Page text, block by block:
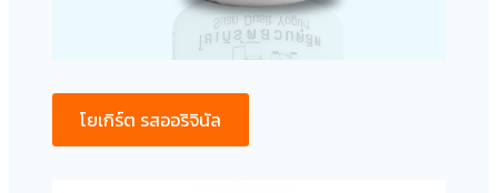
โยเกิร์ต รสออริจินัล